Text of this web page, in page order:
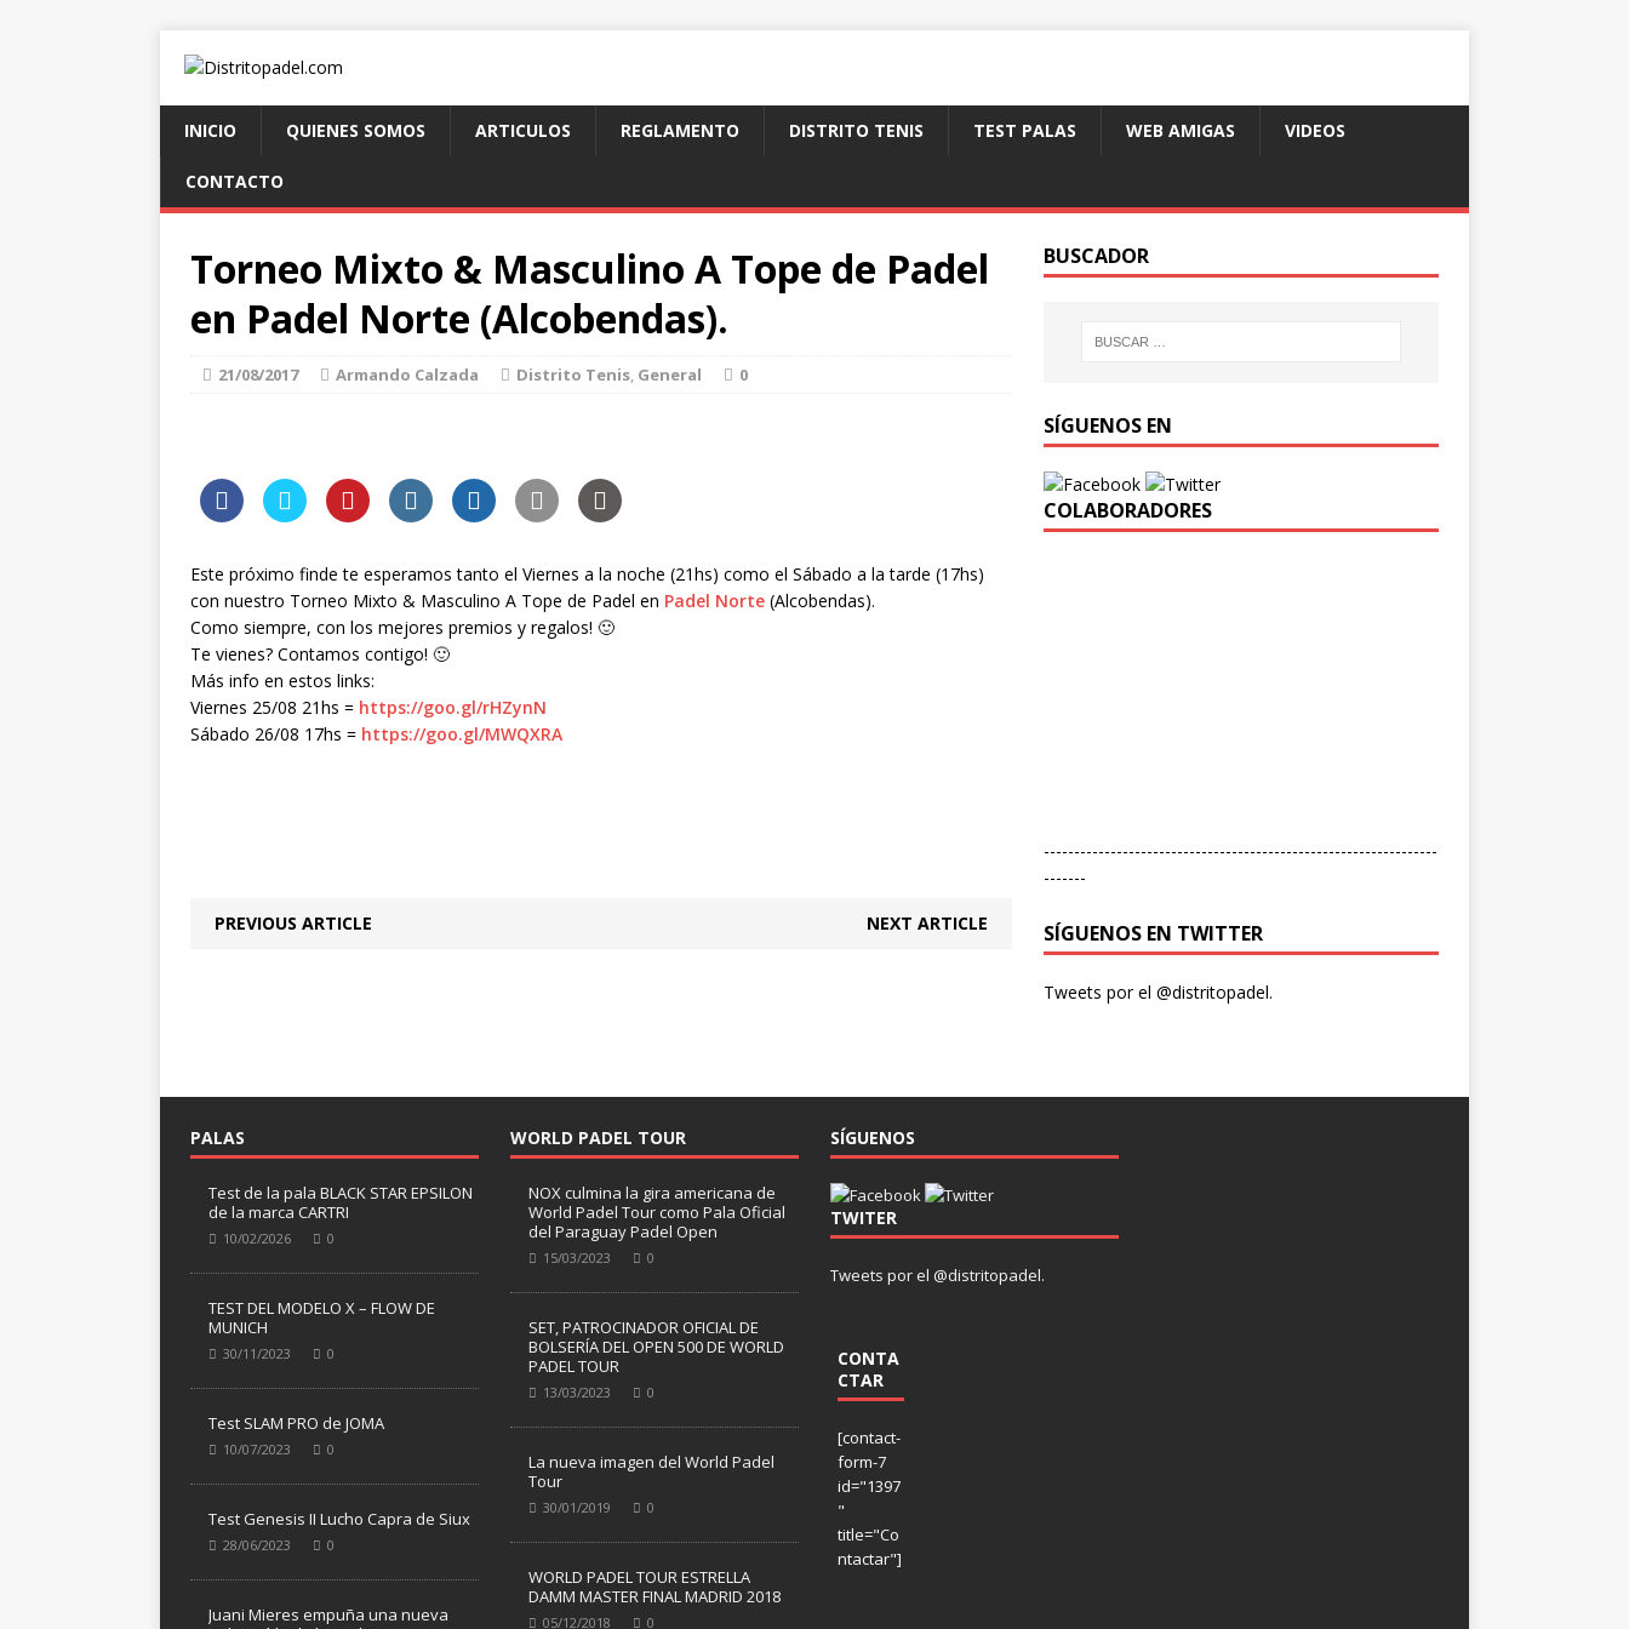
INICIO QUIENES SOMOS ARTICULOS REGLAMENTO DISTRITO TENIS TEST PALAS WEB AMIGAS VIDEOS
CONTACTO
Torneo Mixto & Masculino A Tope de Padel
en Padel Norte (Alcobendas).
21/08/2017 Armando Calzada Distrito Tenis, General 0
Este próximo finde te esperamos tanto el Viernes a la noche (21hs) como el Sábado a la tarde (17hs)
con nuestro Torneo Mixto & Masculino A Tope de Padel en Padel Norte (Alcobendas).
Como siempre, con los mejores premios y regalos! 🙂
Te vienes? Contamos contigo! 🙂
Más info en estos links:
Viernes 25/08 21hs = https://goo.gl/rHZynN
Sábado 26/08 17hs = https://goo.gl/MWQXRA
PREVIOUS ARTICLE NEXT ARTICLE
BUSCADOR
SÍGUENOS EN
COLABORADORES
-----------------------------------------------------------------
-------
SÍGUENOS EN TWITTER
Tweets por el @distritopadel.
PALAS
Test de la pala BLACK STAR EPSILON
de la marca CARTRI
10/02/2026 0
TEST DEL MODELO X – FLOW DE
MUNICH
30/11/2023 0
Test SLAM PRO de JOMA
10/07/2023 0
Test Genesis II Lucho Capra de Siux
28/06/2023 0
Juani Mieres empuña una nueva
WORLD PADEL TOUR
NOX culmina la gira americana de
World Padel Tour como Pala Oficial
del Paraguay Padel Open
15/03/2023 0
SET, PATROCINADOR OFICIAL DE
BOLSERÍA DEL OPEN 500 DE WORLD
PADEL TOUR
13/03/2023 0
La nueva imagen del World Padel
Tour
30/01/2019 0
WORLD PADEL TOUR ESTRELLA
DAMM MASTER FINAL MADRID 2018
05/12/2018 0
SÍGUENOS
TWITER
Tweets por el @distritopadel.
CONTA
CTAR
[contact-
form-7
id="1397
"
title="Co
ntactar"]